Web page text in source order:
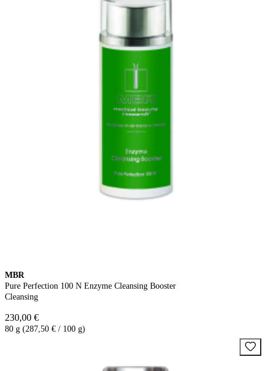
MBR
Pure Perfection 100 N Enzyme Cleansing Booster
Cleansing
230,00 €
80 g (287,50 € / 100 g)